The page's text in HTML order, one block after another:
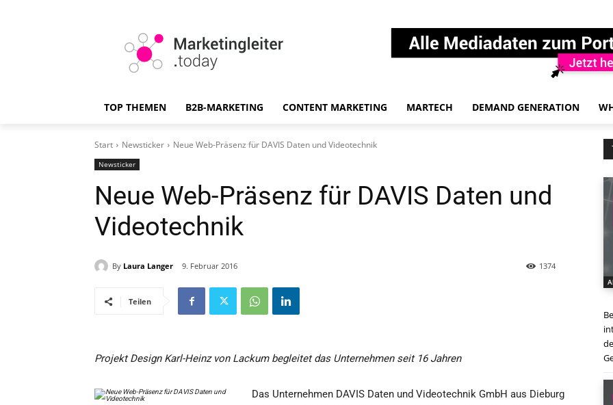
TOP THEMEN B2B-MARKETING CONTENT MARKETING MARTECH DEMAND GENERATION
Start Newsticker Neue Web-Präsenz für DAVIS Daten und Videotechnik
Newsticker
Neue Web-Präsenz für DAVIS Daten und
Videotechnik
By Laura Langer 9. Februar 2016 1374
Teilen
Projekt Design Karl-Heinz von Lackum begleitet das Unternehmen seit 16 Jahren
Das Unternehmen DAVIS Daten und Videotechnik GmbH aus Dieburg